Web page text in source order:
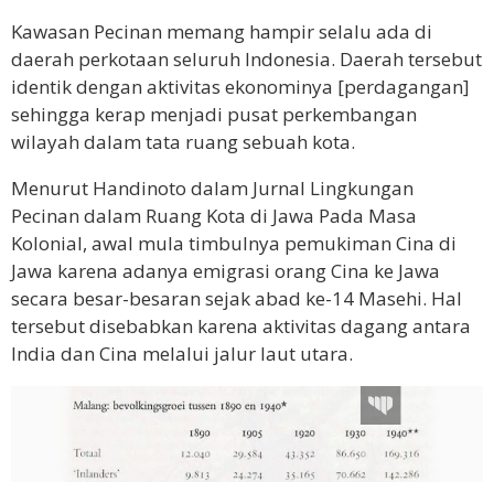
Kawasan Pecinan memang hampir selalu ada di
daerah perkotaan seluruh Indonesia. Daerah tersebut
identik dengan aktivitas ekonominya [perdagangan]
sehingga kerap menjadi pusat perkembangan
wilayah dalam tata ruang sebuah kota.
Menurut Handinoto dalam Jurnal Lingkungan
Pecinan dalam Ruang Kota di Jawa Pada Masa
Kolonial, awal mula timbulnya pemukiman Cina di
Jawa karena adanya emigrasi orang Cina ke Jawa
secara besar-besaran sejak abad ke-14 Masehi. Hal
tersebut disebabkan karena aktivitas dagang antara
India dan Cina melalui jalur laut utara.